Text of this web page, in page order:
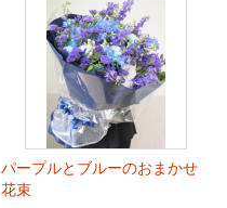
パープルとブルーのおまかせ
花束